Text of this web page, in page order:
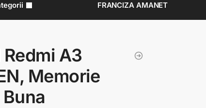
FRANCIZA AMANET
A3
Memorie